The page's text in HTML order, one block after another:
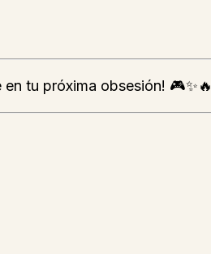
tu próxima obsesión! 🎮✨🔥